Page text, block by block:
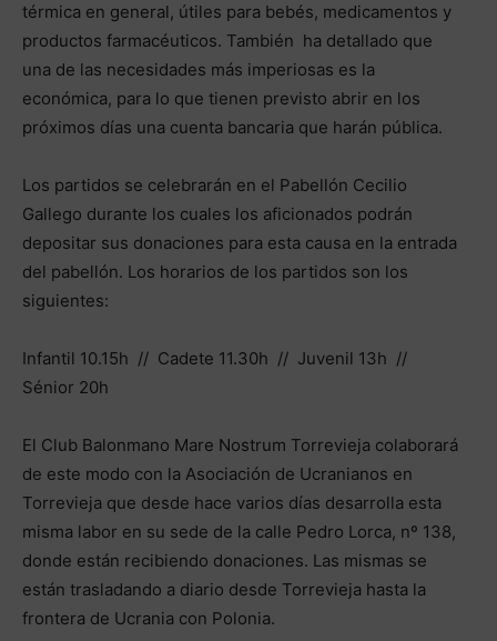
térmica en general, útiles para bebés, medicamentos y
productos farmacéuticos. También ha detallado que
una de las necesidades más imperiosas es la
económica, para lo que tienen previsto abrir en los
próximos días una cuenta bancaria que harán pública.
Los partidos se celebrarán en el Pabellón Cecilio
Gallego durante los cuales los aficionados podrán
depositar sus donaciones para esta causa en la entrada
del pabellón. Los horarios de los partidos son los
siguientes:
Infantil 10.15h // Cadete 11.30h // Juvenil 13h //
Sénior 20h
El Club Balonmano Mare Nostrum Torrevieja colaborará
de este modo con la Asociación de Ucranianos en
Torrevieja que desde hace varios días desarrolla esta
misma labor en su sede de la calle Pedro Lorca, nº 138,
donde están recibiendo donaciones. Las mismas se
están trasladando a diario desde Torrevieja hasta la
frontera de Ucrania con Polonia.